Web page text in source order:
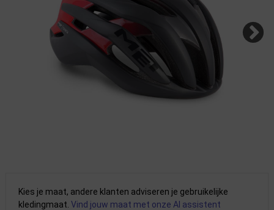
Kies je maat, andere klanten adviseren je gebruikelijke
kledingmaat. Vind jouw maat met onze AI assistent